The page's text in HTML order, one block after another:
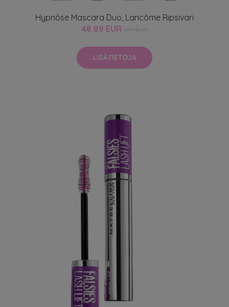
Hypnôse Mascara Duo, Lancôme Ripsiväri
48.89 EUR
LISÄTIETOJA